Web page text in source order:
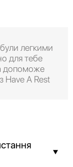
легкими
для тебе
допоможе
Have A Rest